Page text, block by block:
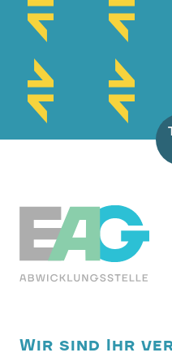
EAG-
Wir sind Ihr